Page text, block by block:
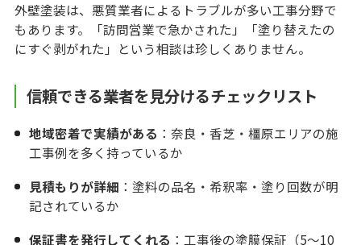
外壁塗装は、悪質業者によるトラブルが多い工事分野で
もあります。「訪問営業で急かされた」「塗り替えたの
にすぐ剥がれた」という相談は珍しくありません。
信頼できる業者を見分けるチェックリスト
地域密着で実績がある ：奈良・香芝・橿原エリアの施
工事例を多く持っているか
見積もりが詳細 ：塗料の品名・希釈率・塗り回数が明
記されているか
保証書を発行してくれる ：工事後の塗膜保証（5〜10